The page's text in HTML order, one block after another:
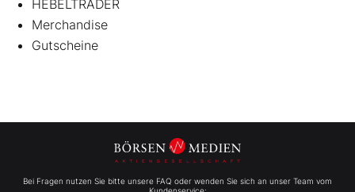
HEBELTRADER
Merchandise
Gutscheine
Bei Fragen nutzen Sie bitte unsere FAQ oder wenden Sie sich an unser Team vom